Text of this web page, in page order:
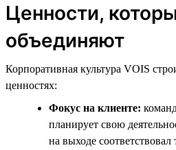
Ценности,
объединяют
Корпоративная культура VOIS
ценностях:
Фокус на клиенте:
планирует свою
на выходе